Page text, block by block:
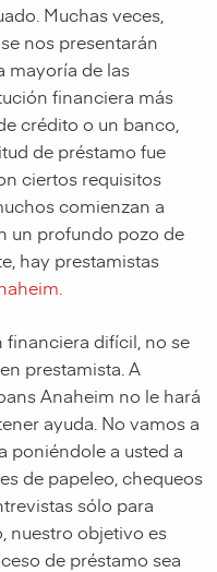
Muchas veces,
nos presentarán
mayoría de las
financiera más
crédito o un banco,
de préstamo fue
ciertos requisitos
comienzan a
un profundo pozo de
hay prestamistas
financiera difícil, no se
prestamista. A
Anaheim no le hará
ayuda. No vamos a
poniéndole a usted a
de papeleo, chequeos
sólo para
nuestro objetivo es
de préstamo sea